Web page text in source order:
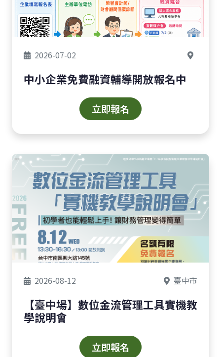
2026-07-02
中小企業免費融資輔導開放報名中
立即報名
2026-08-12 臺中市
【臺中場】數位金流管理工具實機教
學說明會
立即報名